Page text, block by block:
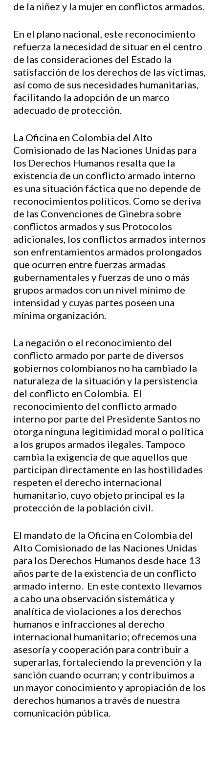
de la niñez y la mujer en conflictos armados.
En el plano nacional, este reconocimiento
refuerza la necesidad de situar en el centro
de las consideraciones del Estado la
satisfacción de los derechos de las víctimas,
así como de sus necesidades humanitarias,
facilitando la adopción de un marco
adecuado de protección.
La Oficina en Colombia del Alto
Comisionado de las Naciones Unidas para
los Derechos Humanos resalta que la
existencia de un conflicto armado interno
es una situación fáctica que no depende de
reconocimientos políticos. Como se deriva
de las Convenciones de Ginebra sobre
conflictos armados y sus Protocolos
adicionales, los conflictos armados internos
son enfrentamientos armados prolongados
que ocurren entre fuerzas armadas
gubernamentales y fuerzas de uno o más
grupos armados con un nivel mínimo de
intensidad y cuyas partes poseen una
mínima organización.
La negación o el reconocimiento del
conflicto armado por parte de diversos
gobiernos colombianos no ha cambiado la
naturaleza de la situación y la persistencia
del conflicto en Colombia. El
reconocimiento del conflicto armado
interno por parte del Presidente Santos no
otorga ninguna legitimidad moral o política
a los grupos armados ilegales. Tampoco
cambia la exigencia de que aquellos que
participan directamente en las hostilidades
respeten el derecho internacional
humanitario, cuyo objeto principal es la
protección de la población civil.
El mandato de la Oficina en Colombia del
Alto Comisionado de las Naciones Unidas
para los Derechos Humanos desde hace 13
años parte de la existencia de un conflicto
armado interno. En este contexto llevamos
a cabo una observación sistemática y
analítica de violaciones a los derechos
humanos e infracciones al derecho
internacional humanitario; ofrecemos una
asesoría y cooperación para contribuir a
superarlas, fortaleciendo la prevención y la
sanción cuando ocurran; y contribuimos a
un mayor conocimiento y apropiación de los
derechos humanos a través de nuestra
comunicación pública.